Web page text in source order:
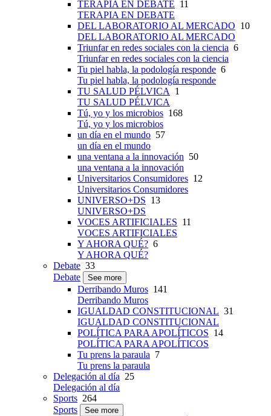
TERAPIA EN DEBATE 11
TERAPIA EN DEBATE
DEL LABORATORIO AL MERCADO 10
DEL LABORATORIO AL MERCADO
Triunfar en redes sociales con la ciencia 6
Triunfar en redes sociales con la ciencia
Tu piel habla, la podología responde 6
Tu piel habla, la podología responde
TU SALUD PÉLVICA 1
TU SALUD PÉLVICA
Tú, yo y los microbios 168
Tú, yo y los microbios
un día en el mundo 57
un día en el mundo
una ventana a la innovación 50
una ventana a la innovación
Universitarios Consumidores 12
Universitarios Consumidores
UNIVERSO+DS 13
UNIVERSO+DS
VOCES ARTIFICIALES 11
VOCES ARTIFICIALES
Y AHORA QUÉ? 6
Y AHORA QUÉ?
Debate 33
Debate
See more
Derribando Muros 141
Derribando Muros
IGUALDAD CONSTITUCIONAL 31
IGUALDAD CONSTITUCIONAL
POLÍTICA PARA APOLÍTICOS 14
POLÍTICA PARA APOLÍTICOS
Tu prens la paraula 7
Tu prens la paraula
Delegación al día 25
Delegación al día
Sports 264
Sports
See more